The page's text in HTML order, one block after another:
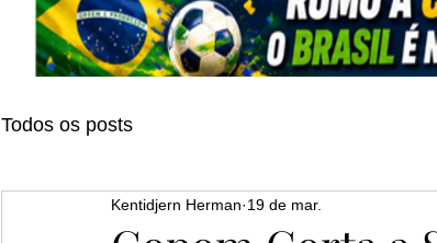
Todos os posts
Kentidjern Herman 19 de mar.